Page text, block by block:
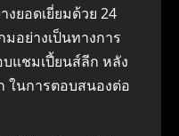
ยอดเยี่ยมด้วย 24
อย่างเป็นทางการ
แชมเปี้ยนส์ลีก หลัง
ในการตอบสนองต่อ